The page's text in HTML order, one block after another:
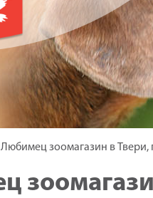
Любимец зоомагазин в Твери,